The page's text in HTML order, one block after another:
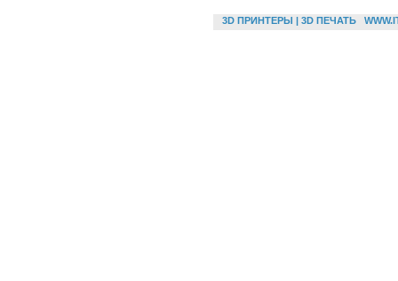
3D ПРИНТЕРЫ | 3D ПЕЧАТЬ